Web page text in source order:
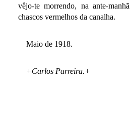
vêjo-te morrendo, na ante-
chascos vermelhos da canalha.
Maio de 1918.
+Carlos Parreira.+